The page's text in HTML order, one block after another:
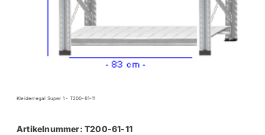
Kleiderregal Super 1 - T200-61-11
Artikelnummer: T200-61-11